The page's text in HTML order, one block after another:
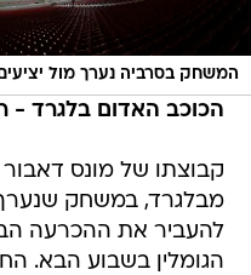
המשחק בסרביה נערך מול
הכוכב האדום בלגרד - רד
קבוצתו של מונס
מבלגרד, במשחק שנערך
להעביר את ההכרעה
הגומלין בשבוע הבא.